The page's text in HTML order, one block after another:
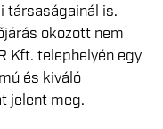
társaságainál is.
okozott nem
Kft. telephelyén egy
és kiváló
jelent meg.